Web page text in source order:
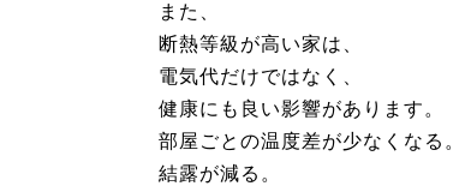
また、
断熱等級が高い家は、
電気代だけではなく、
健康にも良い影響があります。
部屋ごとの温度差が少なくなる。
結露が減る。